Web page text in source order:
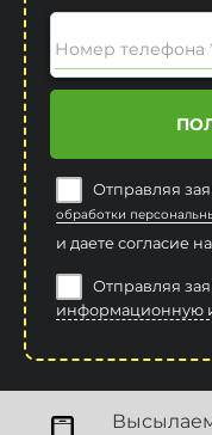
Номер телефона
Отправляя
обработки
и даете согласие на
Отправляя
информационную